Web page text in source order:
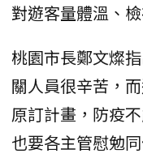
對遊客量體溫、
桃園市長鄭文燦
關人員很辛苦，
原訂計畫，防疫
也要各主管慰勉